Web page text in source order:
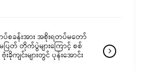
စခန်းအား အစိုးရတပ်မတော်
တ် တိုက်ပွဲများကြောင့် စစ်
းခိုကျင်းများတွင် ပုန်းအောင်း